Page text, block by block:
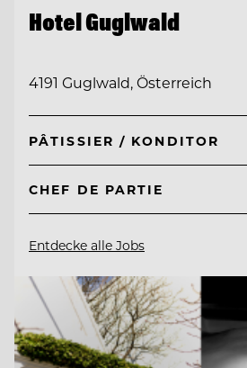
Hotel Guglwald
4191 Guglwald, Österreich
PÂTISSIER / KONDITOR
CHEF DE PARTIE
Entdecke alle Jobs